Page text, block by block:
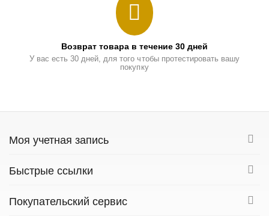
Возврат товара в течение 30 дней
У вас есть 30 дней, для того чтобы протестировать вашу
покупку
Моя учетная запись
Быстрые ссылки
Покупательский сервис